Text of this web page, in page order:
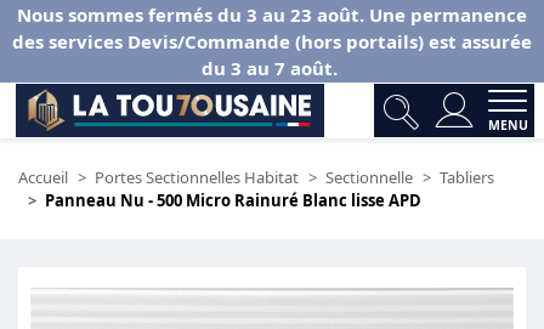
Nous sommes fermés du 3 au 23 août. Une permanence
des services Devis/Commande (hors portails) est assurée
du 3 au 7 août.
MENU
Accueil Portes Sectionnelles Habitat Sectionnelle
Tabliers
Panneau Nu - 500 Micro Rainuré Blanc lisse APD